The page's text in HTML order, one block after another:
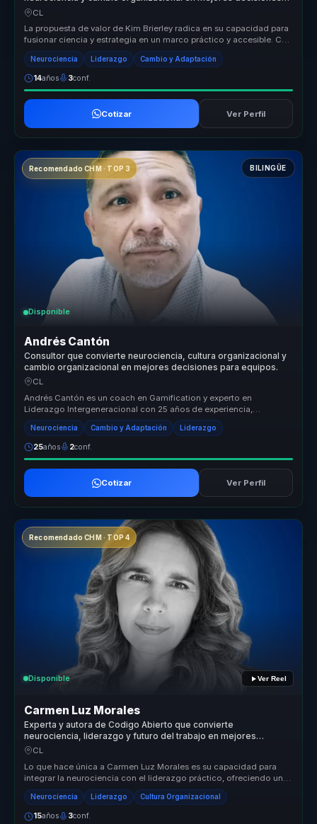
para lideres.
CL
La propuesta de valor de Kim Brierley radica en su capacidad para
fusionar ciencia y estrategia en un marco práctico y accesible. Con
for...
Neurociencia Liderazgo Cambio y Adaptación
14años 3conf.
Cotizar Ver Perfil
Recomendado CHM · TOP 3 BILINGÜE
Disponible
Andrés Cantón
Consultor que convierte neurociencia, cultura organizacional y
cambio organizacional en mejores decisiones para equipos.
CL
Andrés Cantón es un coach en Gamification y experto en
Liderazgo Intergeneracional con 25 años de experiencia,
habiendo asesorado a más d...
Neurociencia Cambio y Adaptación Liderazgo
25años 2conf.
Cotizar Ver Perfil
Recomendado CHM · TOP 4
Disponible Ver Reel
Carmen Luz Morales
Experta y autora de Codigo Abierto que convierte
neurociencia, liderazgo y futuro del trabajo en mejores
decisiones para empresas.
CL
Lo que hace única a Carmen Luz Morales es su capacidad para
integrar la neurociencia con el liderazgo práctico, ofreciendo un
enfoque tra...
Neurociencia Liderazgo Cultura Organizacional
15años 3conf.